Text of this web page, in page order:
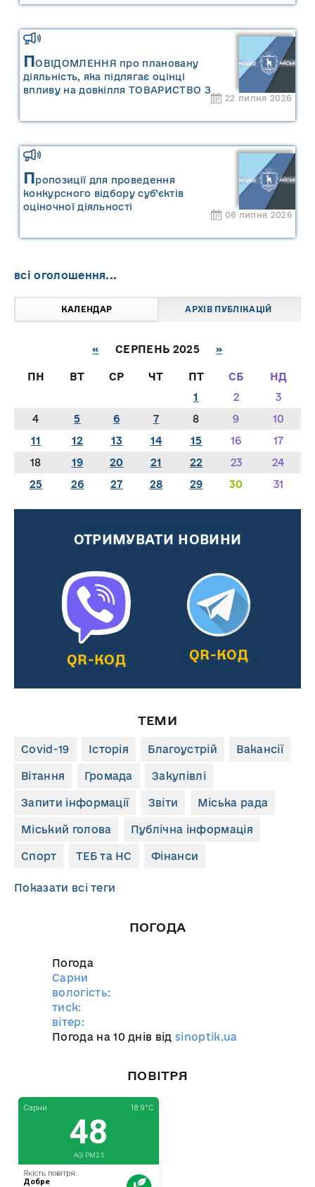
ПОВІДОМЛЕННЯ про плановану
діяльність, яка підлягає оцінці
впливу на довкілля ТОВАРИСТВО З
22 липня 2026
Пропозиції для проведення
конкурсного відбору суб’єктів
оціночної діяльності
06 липня 2026
всі оголошення...
КАЛЕНДАР АРХІВ ПУБЛІКАЦІЙ
« СЕРПЕНЬ 2025 »
ПН ВТ СР ЧТ ПТ СБ
НД
1
2
3
4
5 6 7 8 9
10
11
12 13 14 15 16
17
18
19 20 21 22 23
24
25
26 27 28 29 30 31
ОТРИМУВАТИ НОВИНИ
QR-КОД QR-КОД
ТЕМИ
Covid-19 Історія Благоустрій Вакансії
Вітання Громада Закупівлі
Запити інформації Звіти Міська рада
Міський голова Публічна інформація
Спорт ТЕБ та НС Фінанси
Показати всі теги
ПОГОДА
Погода
Сарни
вологість:
тиск:
вітер:
Погода на 10 днів відsinoptik.ua
ПОВІТРЯ